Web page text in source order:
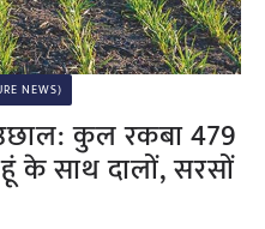
NEWS)
कुल रकबा 479
के साथ दालों, सरसों